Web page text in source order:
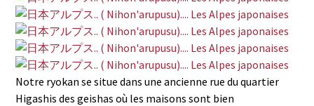
Notre ryokan se situe dans une ancienne rue du quartier
Higashis des geishas où les maisons sont bien